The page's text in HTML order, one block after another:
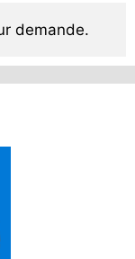
demande.